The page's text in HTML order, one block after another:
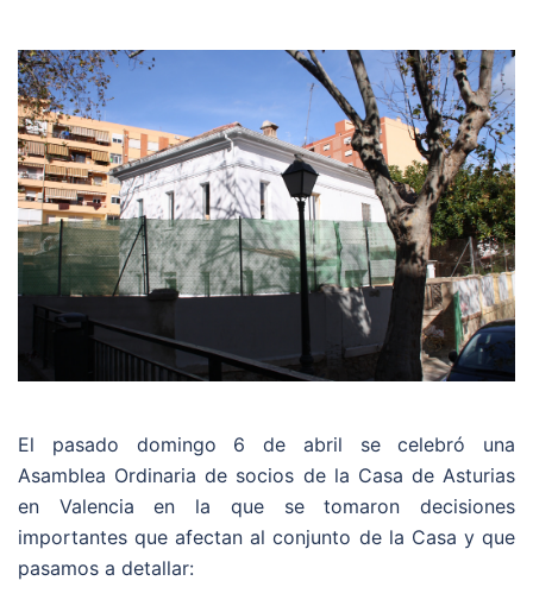
El pasado domingo 6 de abril se celebró una
Asamblea Ordinaria de socios de la Casa de Asturias
en Valencia en la que se tomaron decisiones
importantes que afectan al conjunto de la Casa y que
pasamos a detallar: